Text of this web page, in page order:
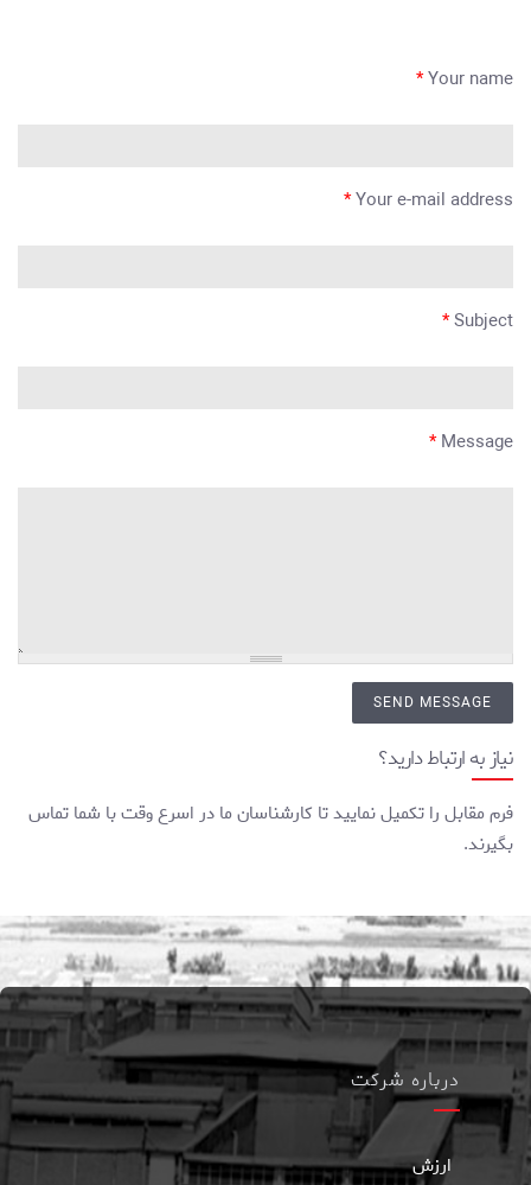
Your name
*
Your e-mail address
*
Subject
*
Message
*
نیاز به ارتباط دارید؟
فرم مقابل را تکمیل نمایید تا کارشناسان ما در اسرع وقت با شما تماس
بگیرند.
درباره شرکت
ارزش